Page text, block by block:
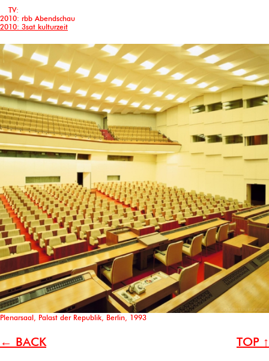
TV:
2010: rbb Abendschau
2010: 3sat kulturzeit
Plenarsaal, Palast der Republik, Berlin, 1993
← BACK TOP ↑